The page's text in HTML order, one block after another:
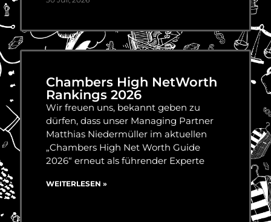
Chambers High NetWorth
Rankings 2026
Wir freuen uns, bekannt geben zu
dürfen, dass unser Managing Partner
Matthias Niedermüller im aktuellen
„Chambers High Net Worth Guide
2026“ erneut als führender Experte
WEITERLESEN »